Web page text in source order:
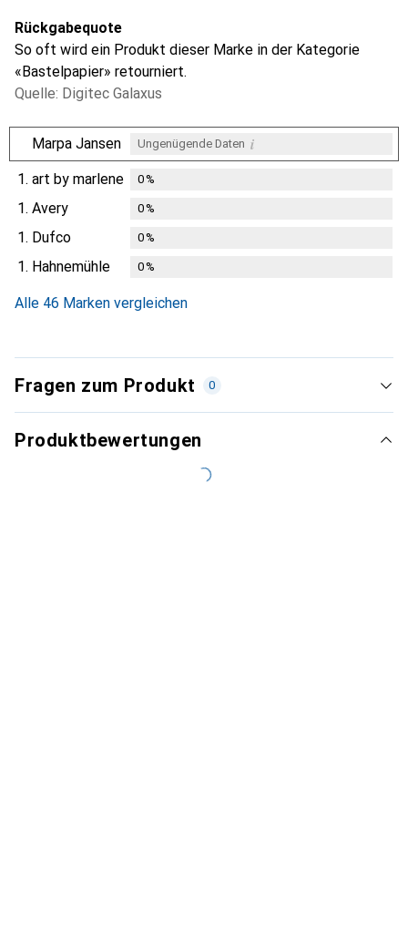
Rückgabequote
So oft wird ein Produkt dieser Marke in der Kategorie
«Bastelpapier» retourniert.
Quelle: Digitec Galaxus
Marpa Jansen Ungenügende Daten i
1. art by marlene 0%
1. Avery 0%
1. Dufco 0%
1. Hahnemühle 0%
Alle 46 Marken vergleichen
Fragen zum Produkt 0
Produktbewertungen